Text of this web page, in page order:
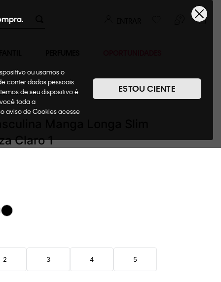
ou usamos o
conter dados pessoais.
de seu dispositivo é
toda a
aviso de Cookies acesse
ESTOU CIENTE
Claro 1
2 3 4 5